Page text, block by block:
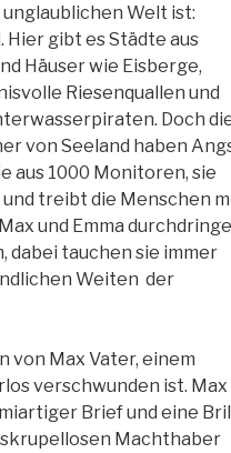
Welt ist:
Hier gibt es Städte aus
Häuser wie Eisberge,
Riesenquallen und
Doch
von Seeland haben
aus 1000 Monitoren, sie
treibt die Menschen
und Emma
dabei tauchen sie immer
Weiten der
von Max Vater, einem
verschwunden ist. Max
Brief und eine
skrupellosen Machthaber